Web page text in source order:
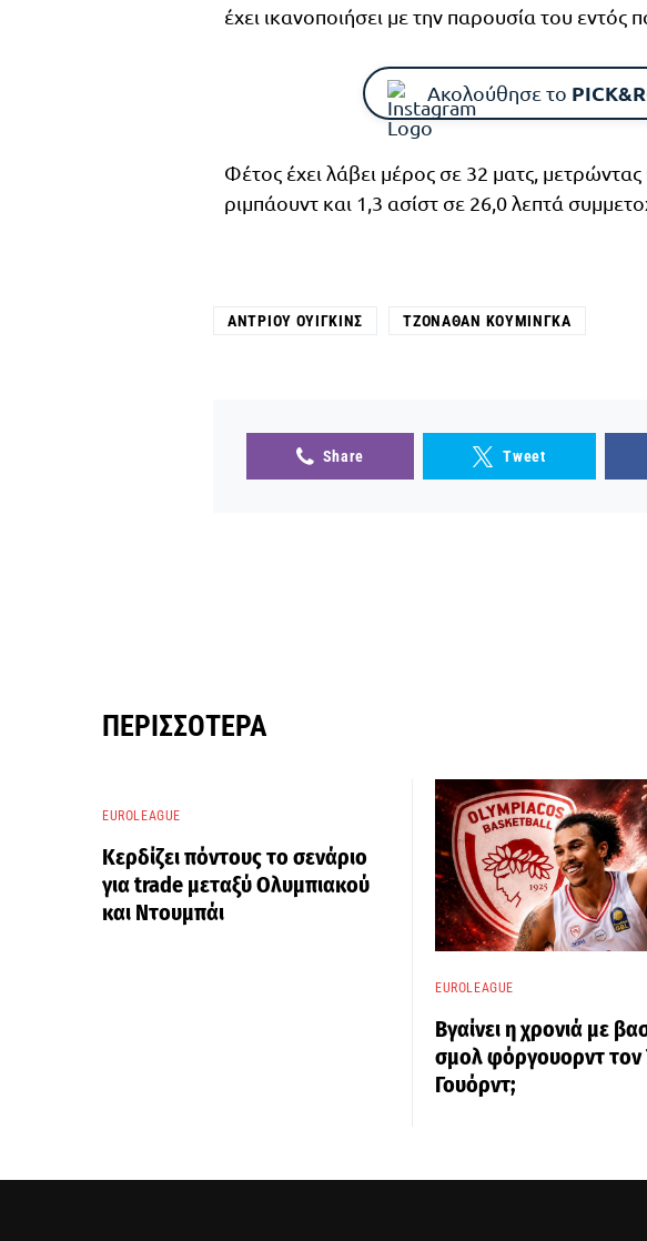
έχει ικανοποιήσει με την παρουσία του εντός
Ακολούθησε το
Φέτος έχει λάβει μέρος σε 32 ματς,
ριμπάουντ και 1,3 ασίστ σε 26,0 λεπτά
ΆΝΤΡΙΟΥ ΟΥΊΓΚΙΝΣ ΤΖΌΝΑΘΑΝ ΚΟΥΜΊΝΓΚΑ
Share Tweet
ΠΕΡΙΣΣΌΤΕΡΑ
EUROLEAGUE
Κερδίζει πόντους το σενάριο
για trade μεταξύ Ολυμπιακού
και Ντουμπάι
EUROLEAGUE
Βγαίνει η χρονιά με
σμολ φόργουορντ τον
Γουόρντ;